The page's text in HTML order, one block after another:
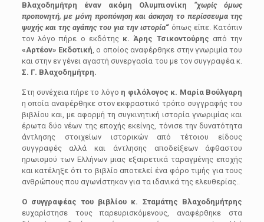
Βλαχοδημήτρη έναν ακόμη Ολυμπιονίκη “χωρίς όμως
προπονητή, με μόνη προπόνηση και άσκηση το περίσσευμα της
ψυχής και της αγάπης του για την ιστορία“ όπως είπε. Κατόπιν
τον λόγο πήρε ο εκδότης κ. Άρης Τσικοντούρης από την
«Αρτέον» Εκδοτική, ο οποίος αναφέρθηκε στην γνωριμία του
και στην εν γένει αγαστή συνεργασία του με τον συγγραφέα κ.
Σ. Γ. Βλαχοδημήτρη.
Στη συνέχεια πήρε το λόγο η φιλόλογος κ. Μαρία Βούλγαρη
η οποία αναφέρθηκε στον εκφραστικό τρόπο συγγραφής του
βιβλίου και, με αφορμή τη συγκινητική ιστορία γνωριμίας και
έρωτα δύο νέων της εποχής εκείνης, τόνισε την δυνατότητα
άντλησης στοιχείων ιστορικών από τέτοιου είδους
συγγραφές αλλά και άντλησης αποδείξεων άφθαστου
ηρωισμού των Ελλήνων μιας εξαιρετικά ταραγμένης εποχής
και κατέληξε ότι το βιβλίο αποτελεί ένα φόρο τιμής για τους
ανθρώπους που αγωνίστηκαν για τα ιδανικά της ελευθερίας..
Ο συγγραφέας του βιβλίου κ. Σταμάτης Βλαχοδημήτρης
ευχαρίστησε τους παρευρισκόμενους, αναφέρθηκε στα